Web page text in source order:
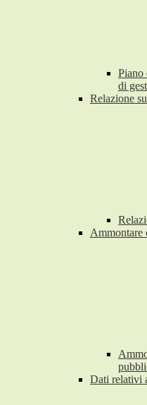
Piano
di
Relazione
Ammontare
Dati relativi